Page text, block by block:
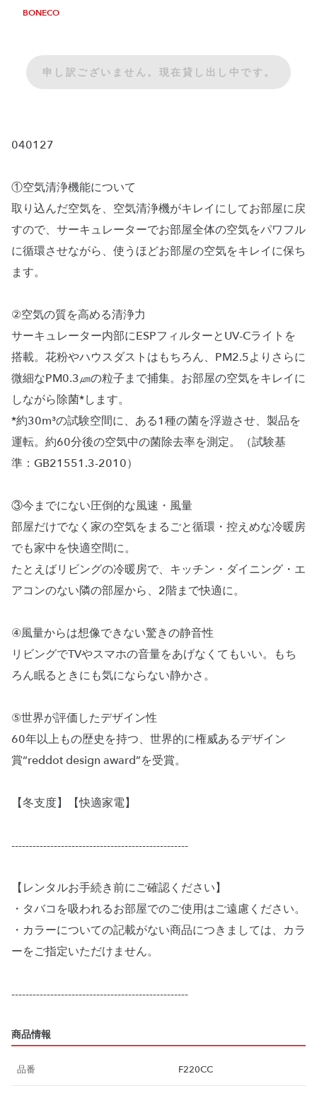
BONECO
申し訳ございません。現在貸し出し中です。
040127
①空気清浄機能について
取り込んだ空気を、空気清浄機がキレイにしてお部屋に戻
すので、サーキュレーターでお部屋全体の空気をパワフル
に循環させながら、使うほどお部屋の空気をキレイに保ち
ます。
②空気の質を高める清浄力
サーキュレーター内部にESPフィルターとUV-Cライトを
搭載。花粉やハウスダストはもちろん、PM2.5よりさらに
微細なPM0.3㎛の粒子まで捕集。お部屋の空気をキレイに
しながら除菌*します。
*約30m³の試験空間に、ある1種の菌を浮遊させ、製品を
運転。約60分後の空気中の菌除去率を測定。（試験基
準：GB21551.3-2010）
③今までにない圧倒的な風速・風量
部屋だけでなく家の空気をまるごと循環・控えめな冷暖房
でも家中を快適空間に。
たとえばリビングの冷暖房で、キッチン・ダイニング・エ
アコンのない隣の部屋から、2階まで快適に。
④風量からは想像できない驚きの静音性
リビングでTVやスマホの音量をあげなくてもいい。もち
ろん眠るときにも気にならない静かさ。
⑤世界が評価したデザイン性
60年以上もの歴史を持つ、世界的に権威あるデザイン
賞“reddot design award”を受賞。
【冬支度】【快適家電】
--------------------------------------------------
【レンタルお手続き前にご確認ください】
・タバコを吸われるお部屋でのご使用はご遠慮ください。
・カラーについての記載がない商品につきましては、カラ
ーをご指定いただけません。
商品情報
品番 F220CC